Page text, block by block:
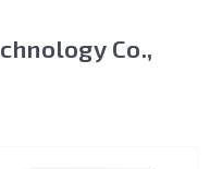
Co.,